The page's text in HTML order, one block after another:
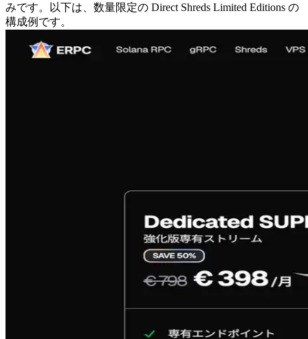
みです。以下は、数量限定の Direct Shreds Limited Editions の
構成例です。